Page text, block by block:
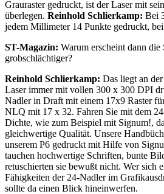
Grauraster gedruckt, ist der Laser mit
überlegen. Reinhold Schlierkamp: Bei
jedem Millimeter 14 Punkte gedruckt,
ST-Magazin: Warum erscheint dann
grobschlächtiger?
Reinhold Schlierkamp: Das liegt an
Laser immer mit vollen 300 x 300 DPI
Nadler in Draft mit einem 17x9 Raster
NLQ mit 17 x 32. Fahren Sie mit dem
Dichte, wie zum Beispiel mit Signum!,
gleichwertige Qualität. Unsere
unserem P6 gedruckt mit Hilfe von
tauchen hochwertige Schriften, bunte
retuschierten sie bewußt nicht. Wer sich
Fähigkeiten der 24-Nadler im
sollte da einen Blick hineinwerfen.